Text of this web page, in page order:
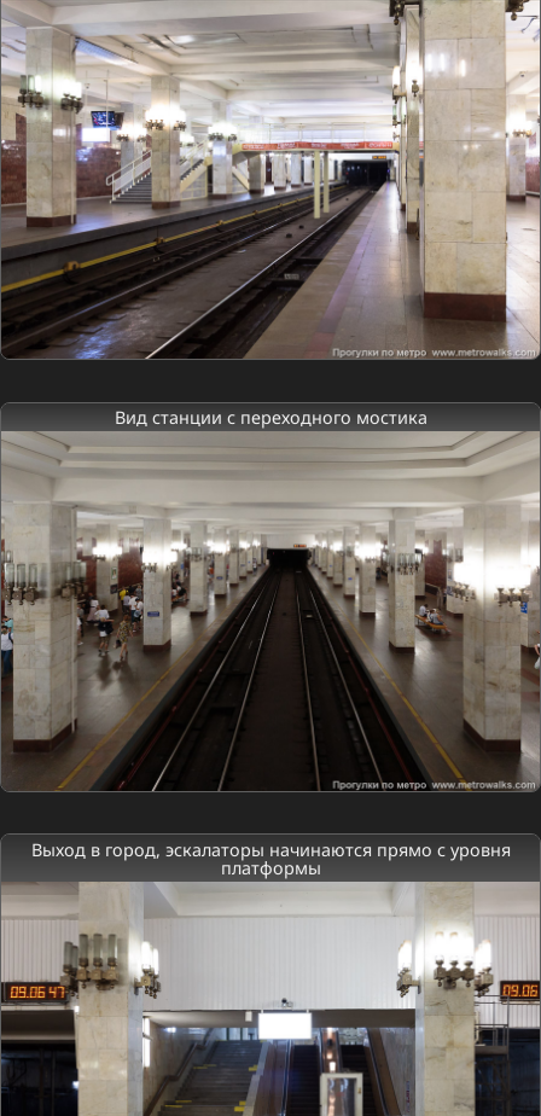
Вид станции с переходного мостика
Выход в город, эскалаторы начинаются прямо с уровня
платформы